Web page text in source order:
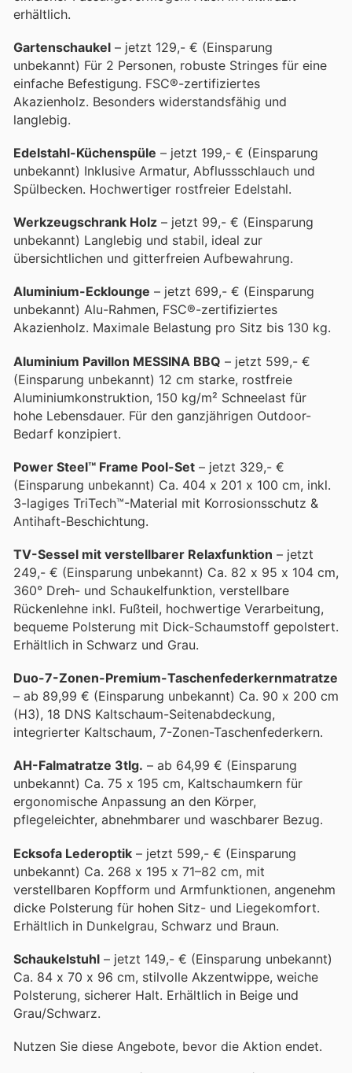
erhältlich.
Gartenschaukel – jetzt 129,- € (Einsparung
unbekannt) Für 2 Personen, robuste Stringes für eine
einfache Befestigung. FSC®-zertifiziertes
Akazienholz. Besonders widerstandsfähig und
langlebig.
Edelstahl-Küchenspüle – jetzt 199,- € (Einsparung
unbekannt) Inklusive Armatur, Abflussschlauch und
Spülbecken. Hochwertiger rostfreier Edelstahl.
Werkzeugschrank Holz – jetzt 99,- € (Einsparung
unbekannt) Langlebig und stabil, ideal zur
übersichtlichen und gitterfreien Aufbewahrung.
Aluminium-Ecklounge – jetzt 699,- € (Einsparung
unbekannt) Alu-Rahmen, FSC®-zertifiziertes
Akazienholz. Maximale Belastung pro Sitz bis 130 kg.
Aluminium Pavillon MESSINA BBQ – jetzt 599,- €
(Einsparung unbekannt) 12 cm starke, rostfreie
Aluminiumkonstruktion, 150 kg/m² Schneelast für
hohe Lebensdauer. Für den ganzjährigen Outdoor-
Bedarf konzipiert.
Power Steel™ Frame Pool-Set – jetzt 329,- €
(Einsparung unbekannt) Ca. 404 x 201 x 100 cm, inkl.
3-lagiges TriTech™-Material mit Korrosionsschutz &
Antihaft-Beschichtung.
TV-Sessel mit verstellbarer Relaxfunktion – jetzt
249,- € (Einsparung unbekannt) Ca. 82 x 95 x 104 cm,
360° Dreh- und Schaukelfunktion, verstellbare
Rückenlehne inkl. Fußteil, hochwertige Verarbeitung,
bequeme Polsterung mit Dick-Schaumstoff gepolstert.
Erhältlich in Schwarz und Grau.
Duo-7-Zonen-Premium-Taschenfederkernmatratze
– ab 89,99 € (Einsparung unbekannt) Ca. 90 x 200 cm
(H3), 18 DNS Kaltschaum-Seitenabdeckung,
integrierter Kaltschaum, 7-Zonen-Taschenfederkern.
AH-Falmatratze 3tlg. – ab 64,99 € (Einsparung
unbekannt) Ca. 75 x 195 cm, Kaltschaumkern für
ergonomische Anpassung an den Körper,
pflegeleichter, abnehmbarer und waschbarer Bezug.
Ecksofa Lederoptik – jetzt 599,- € (Einsparung
unbekannt) Ca. 268 x 195 x 71–82 cm, mit
verstellbaren Kopfform und Armfunktionen, angenehm
dicke Polsterung für hohen Sitz- und Liegekomfort.
Erhältlich in Dunkelgrau, Schwarz und Braun.
Schaukelstuhl – jetzt 149,- € (Einsparung unbekannt)
Ca. 84 x 70 x 96 cm, stilvolle Akzentwippe, weiche
Polsterung, sicherer Halt. Erhältlich in Beige und
Grau/Schwarz.
Nutzen Sie diese Angebote, bevor die Aktion endet.